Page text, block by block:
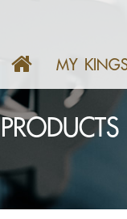
MY